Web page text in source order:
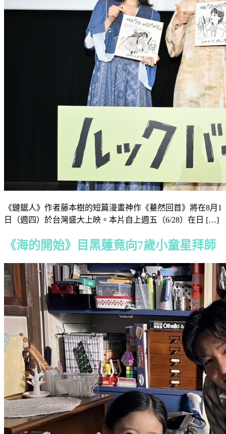
《鏈鋸人》作者藤本樹的短篇漫畫神作《驀然回首》將在8月1
日（週四）於台灣盛大上映。本片自上週五（6/28）在日 […]
《海的開始》目黑蓮竟向7歲小童星拜師